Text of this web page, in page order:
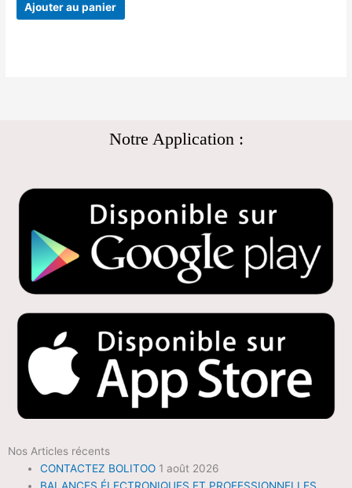
Ajouter au panier
Notre Application :
Nos Articles récents
CONTACTEZ BOLITOO 1 août 2026
BALANCES ÉLECTRONIQUES ET PROFESSIONNELLES